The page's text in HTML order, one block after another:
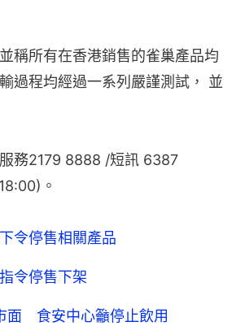
稱所有在香港銷售的雀巢產品均
過程均經過一系列嚴謹測試， 並
務2179 8888 /短訊 6387
。
令停售相關產品
令停售下架
面 食安中心籲停止飲用